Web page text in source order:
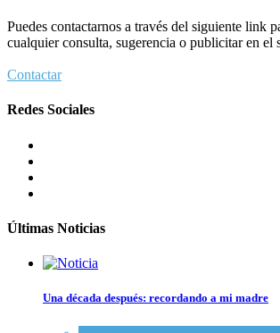
Puedes contactarnos a través del siguiente link
cualquier consulta, sugerencia o publicitar en el
Contactar
Redes Sociales
Últimas Noticias
Una década después: recordando a mi madre